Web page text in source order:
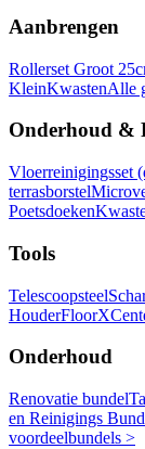
Aanbrengen
Rollerset Groot
KleinKwastenAlle
Onderhoud &
Vloerreinigingsset
terrasborstel
Poetsdoeken
Tools
Telescoopsteel
Houder
Onderhoud
Renovatie bundel
en Reinigings
voordeelbundels >